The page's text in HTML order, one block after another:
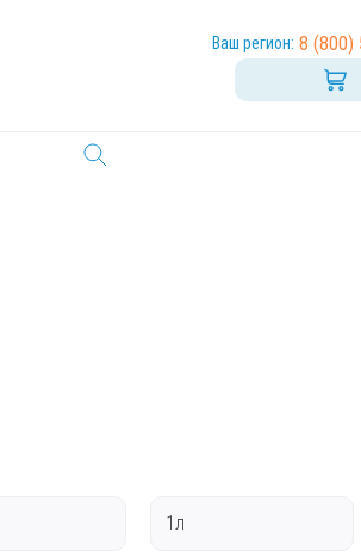
Ваш регион: 8 (800)
1л